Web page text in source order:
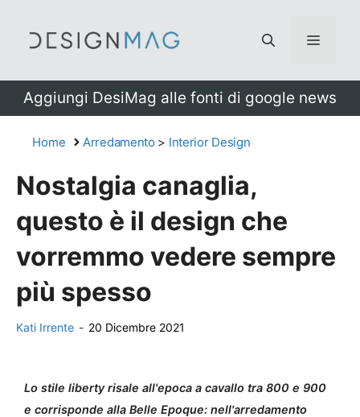
Menu
Aggiungi DesiMag alle fonti di google news
Home Arredamento > Interior Design
Nostalgia canaglia,
questo è il design che
vorremmo vedere sempre
più spesso
Kati Irrente - 20 Dicembre 2021
Lo stile liberty risale all'epoca a cavallo tra 800 e 900
e corrisponde alla Belle Epoque: nell'arredamento